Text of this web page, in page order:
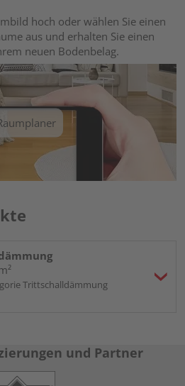
hoch oder wählen Sie einen
aus und erhalten Sie einen
neuen Bodenbelag.
Trittschalldämmung
und Partner